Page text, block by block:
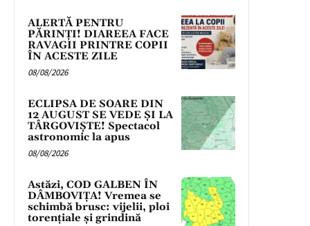
ALERTĂ PENTRU
PĂRINȚI! DIAREEA FACE
RAVAGII PRINTRE COPII
ÎN ACESTE ZILE
08/08/2026
ECLIPSA DE SOARE DIN
12 AUGUST SE VEDE ȘI LA
TÂRGOVIȘTE! Spectacol
astronomic la apus
08/08/2026
Astăzi, COD GALBEN ÎN
DÂMBOVIȚA! Vremea se
schimbă brusc: vijelii, ploi
torențiale și grindină